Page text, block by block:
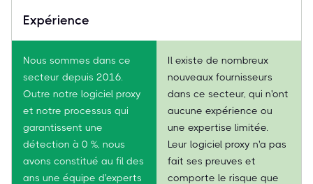
Expérience
Nous sommes dans ce
secteur depuis 2016.
Outre notre logiciel proxy
et notre processus qui
garantissent une
détection à 0 %, nous
avons constitué au fil des
ans une équipe d'experts
Il existe de nombreux
nouveaux fournisseurs
dans ce secteur, qui n'ont
aucune expérience ou
une expertise limitée.
Leur logiciel proxy n'a pas
fait ses preuves et
comporte le risque que